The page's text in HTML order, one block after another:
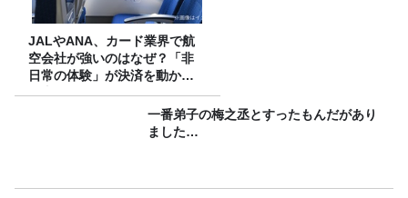
JALやANA、カード業界で航
空会社が強いのはなぜ？「非
日常の体験」が決済を動かす
理由
一番弟子の梅之丞とすったもんだがあり
ました…